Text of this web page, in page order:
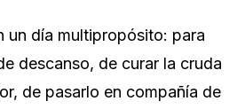
un día multipropósito: para
descanso, de curar la cruda
de pasarlo en compañía de